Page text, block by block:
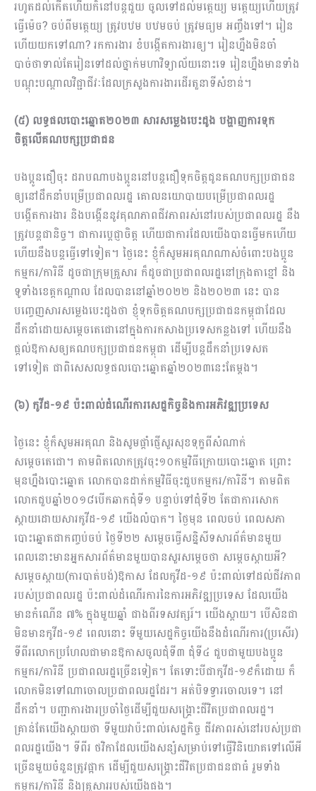
រហូតដល់កើតហើយក៏នៅបន្តជួយ ចូលទៅដល់មតេ្តយ្យ មតេ្តយ្យហើយត្រូវ
ធ្វើម៉េច? ចប់ពីមត្តេយ្យ ត្រូវបឋម បឋមចប់ ត្រូវមធ្យម អញ្ចឹងទៅ។ រៀន
ហើយយកទៅណា? រកការងារ ខំបង្កើតការងារឲ្យ។ រៀនហ្នឹងមិនចាំ
បាច់ថាទាល់តែរៀនទៅដល់ថ្នាក់មហាវិទ្យាល័យនោះទេ រៀនហ្នឹងមានទាំង
បណ្ដុះបណ្ដាលវិជ្ជាជីវៈដែលក្រសួងការងារដើរតួនាទីសំខាន់។
(៥) លទ្ធផលបោះឆ្នោត២០២៣ សារសម្លេងបេះដូង បង្ហាញការទុក
ចិត្តលើគណបក្សប្រជាជន
បងប្អូនជឿចុះ ដរាបណាបងប្អូននៅបន្តជឿទុកចិត្តជូនគណបក្សប្រជាជន
ឲ្យនៅដឹកនាំបម្រើ​ប្រជាពលរដ្ឋ គោលនយោបាយបម្រើប្រជាពលរដ្ឋ
បង្កើតការងារ និងបង្កើននូវគុណភាពជីវភាពរស់នៅរបស់ប្រជាពលរដ្ឋ នឹង
ត្រូវបន្តជានិច្ច។ ជាការប្ដេជ្ញាចិត្ត ហើយជាការដែលយើងបានធ្វើមកហើយ
ហើយនឹងបន្តធ្វើទៅទៀត។ ថ្ងៃនេះ ខ្ញុំក៏សូមអរគុណណាស់ចំពោះបងប្អូន
កម្មករ/ការិនី ដូចជាក្រុមគ្រួសារ ក៏ដូចជាប្រជាពលរដ្ឋនៅក្រុងតាខ្មៅ និង
ទូទាំងខេត្តកណ្ដាល ដែលបាននៅឆ្នាំ២០២២ និង២០២៣ នេះ បាន
បញ្ចេញសារសម្លេងបេះដូងថា ខ្ញុំទុកចិត្តគណបក្សប្រជាជនកម្ពុជាដែល
ដឹកនាំដោយសម្ដេចតេជោនៅក្នុងការកសាងប្រទេសកន្លងទៅ ហើយនឹង
ផ្ដល់ឱកាសឲ្យគណបក្សប្រជាជនកម្ពុជា ដើម្បីបន្តដឹកនាំប្រទេសត
ទៅទៀត ជាពិសេសលទ្ធផលបោះឆ្នោតឆ្នាំ២០២៣នេះតែម្ដង។
(៦) កូវីដ-១៩ ប៉ះពាល់ដំណើរការសេដ្ឋកិច្ចនិងការអភិវឌ្ឍប្រទេស
ថ្ងៃនេះ ខ្ញុំក៏សូមអរគុណ និងសូមផ្ដាំផ្ញើសួរសុខទុក្ខពីសំណាក់
សម្ដេចតេជោ។ តាមពិតលោកត្រូវចុះ១០កម្មវិធីក្រោយបោះឆ្នោត ព្រោះ
មុនហ្នឹងបោះឆ្នោត លោកបានដាក់កម្មវិធីចុះជួបកម្មករ/ការិនី។ តាមពិត
លោកជួបឆ្នាំ២០១៨បើកឆាកជុំទី១ បន្ទាប់ទៅជុំទី២ តែជាការសោក
ស្ដាយដោយសារកូវីដ-១៩ យើងលំបាក។ ថ្ងៃមុន ពេលចប់ ពេលសភា
បោះឆ្នោតជាកញ្ចប់ចប់ ថ្ងៃទី២២ សម្ដេចធ្វើសន្និសីទសារព័ត៌មានមួយ
ពេលនោះមានអ្នកសារព័ត៌មានមួយបានសួរសម្ដេចថា សម្ដេចស្ដាយអី?
សម្ដេចស្ដាយ(ការបាត់បង់)ឱកាស ដែលកូវីដ-១៩ ប៉ះពាល់ទៅដល់ជីវភាព
របស់ប្រជាពលរដ្ឋ ប៉ះពាល់ដំណើរការនៃការអភិវឌ្ឍប្រទេស ដែលយើង
មានកំណើន ៧% ក្នុងមួយឆ្នាំ ជាងពីរទសវត្សរ៍។ យើងស្ដាយ។ បើសិនជា
មិនមានកូវីដ-១៩ ពេលនោះ ទីមួយសេដ្ឋកិច្ចយើងនឹងដំណើរការ(ប្រសើរ)
ទីពីរលោកប្រហែលជាមានឱកាសចូលជុំទី៣ ជុំទី៤ ជួបជាមួយបងប្អូន
កម្មករ/ការិនី ប្រជាពលរដ្ឋច្រើនទៀត។ តែទោះបីជាកូវីដ-១៩ក៏ដោយ ក៏
លោកមិនទៅណាចោលប្រជាពលរដ្ឋដែរ។ អត់បិទទ្វារចោលទេ។ នៅ
ដឹកនាំ។ បញ្ជាការងារប្រចាំថ្ងៃដើម្បីជួយសង្រ្គោះជីវិតប្រជាពលរដ្ឋ។
គ្រាន់តែយើងស្ដាយថា ទីមួយវាប៉ះពាល់សេដ្ឋកិច្ច ជីវភាពរស់នៅរបស់ប្រជា
ពលរដ្ឋយើង។ ទីពីរ ថវិកាដែលយើងសន្សំសម្រាប់ទៅធ្វើវិនិយោគទៅលើអី
ច្រើនមួយចំនួនត្រូវផ្អាក ដើម្បីជួយសង្រ្គោះជីវិតប្រជាជនជាធំ រួមទាំង
កម្មករ/ការិនី និងគ្រួសាររបស់យើងផង។